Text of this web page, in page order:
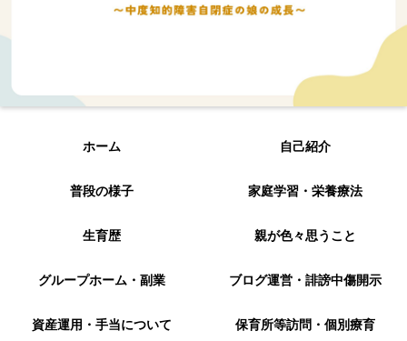
ホーム 自己紹介
普段の様子 家庭学習・栄養療法
生育歴 親が色々思うこと
グループホーム・副業 ブログ運営・誹謗中傷開示
資産運用・手当について 保育所等訪問・個別療育